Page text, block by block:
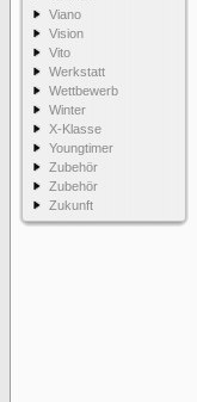
Viano
Vision
Vito
Werkstatt
Wettbewerb
Winter
X-Klasse
Youngtimer
Zubehör
Zubehör
Zukunft